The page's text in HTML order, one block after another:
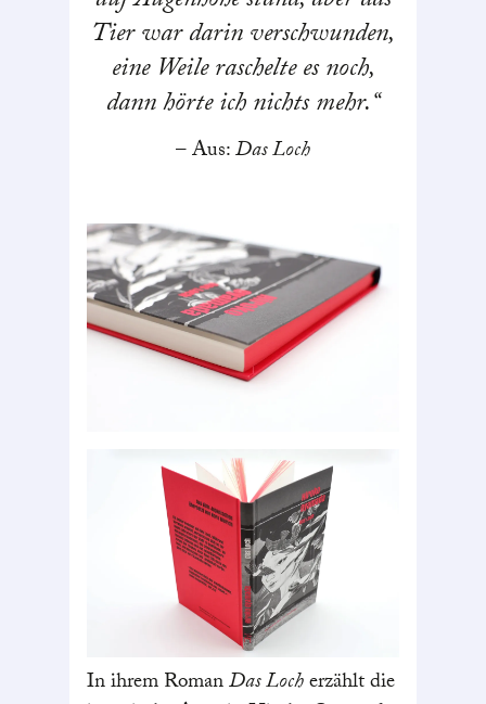
Tier war darin verschwunden,
eine Weile raschelte es noch,
dann hörte ich nichts mehr.
Aus:Das Loch
In ihrem RomanDas Locherzählt die